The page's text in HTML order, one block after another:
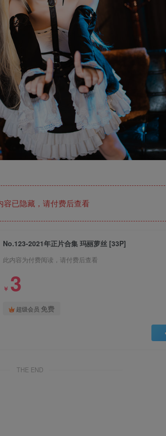
已隐藏，请付费后查看
No.123-2021年正片合集 玛丽萝丝 [33P]
此内容为付费阅读，请付费后查看
￥ 3
超级会员 免费
THE END